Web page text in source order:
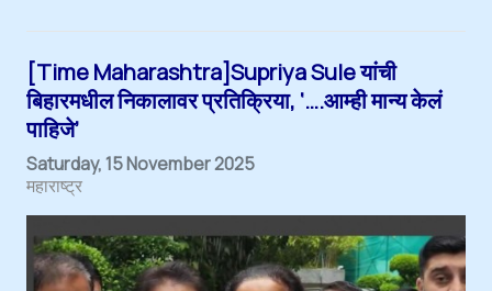
[Time Maharashtra]Supriya Sule यांची
बिहारमधील निकालावर प्रतिक्रिया, ‘….आम्ही मान्य केलं
पाहिजे’
Saturday, 15 November 2025
महाराष्ट्र